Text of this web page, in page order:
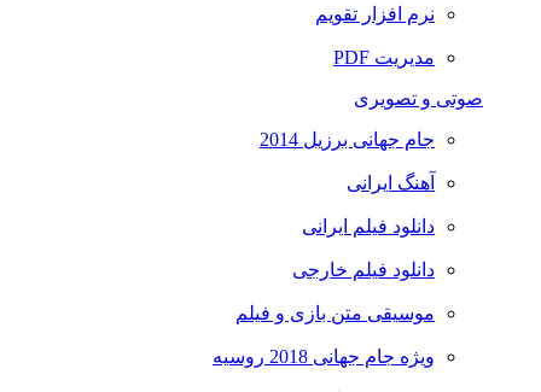
نرم افزار تقویم
مدیریت PDF
صوتی و تصویری
جام جهانی برزیل 2014
آهنگ ایرانی
دانلود فیلم ایرانی
دانلود فیلم خارجی
موسیقی متن بازی و فیلم
ویژه جام جهانی 2018 روسیه